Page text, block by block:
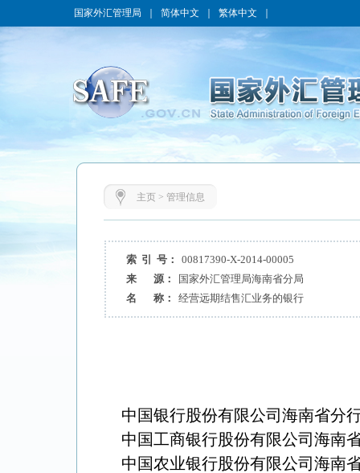
国家外汇管理局 简体中文 繁体中文
主页> 管理信息
索 引 号：
00817390-X-2014-00005
来 源：
国家外汇管理局海南省分局
名 称：
经营远期结售汇业务的银行
中国银行股份有限公司海南省分
中国工商银行股份有限公司海南
中国农业银行股份有限公司海南